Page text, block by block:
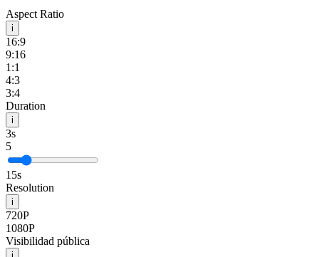
Aspect Ratio
i
16:9
9:16
1:1
4:3
3:4
Duration
i
3s
5
15s
Resolution
i
720P
1080P
Visibilidad pública